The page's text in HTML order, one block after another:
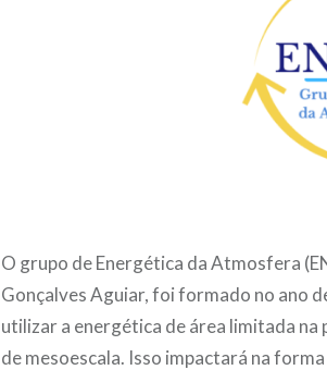
O grupo de Energética da Atmosfera
Gonçalves Aguiar, foi formado no ano
utilizar a energética de área limitada
de mesoescala. Isso impactará na